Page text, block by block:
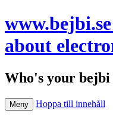
about
Who's your
Meny Hoppa till innehåll